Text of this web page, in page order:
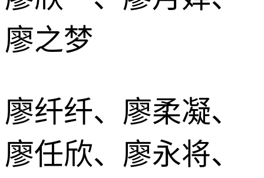
廖之梦
廖纤纤、廖柔凝、
廖任欣、廖永将、